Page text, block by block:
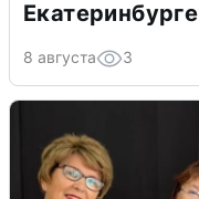
Екатеринбурге
8 августа 3